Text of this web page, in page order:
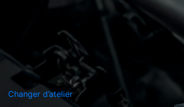
Changer d’atelier